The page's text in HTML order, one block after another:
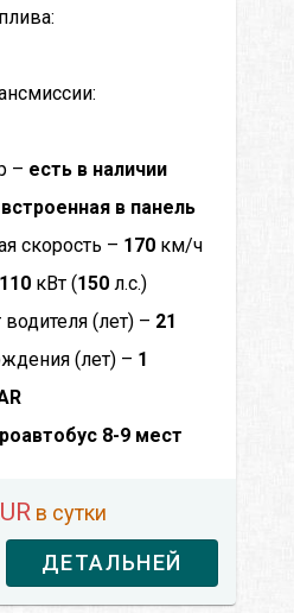
– есть в наличии
встроенная в панель
скорость – 170 км/ч
110 кВт (150 л.с.)
(лет) – 21
(лет) – 1
8-9 мест
в сутки
ДЕТАЛЬНЕЙ